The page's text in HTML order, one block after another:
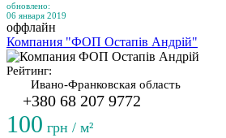
обновлено:
06 января 2019
оффлайн
Компания "ФОП Остапів Андрій"
Рейтинг:
Ивано-Франковская область
+380 68 207 9772
100 грн / м²